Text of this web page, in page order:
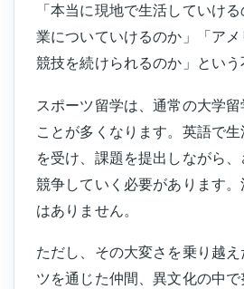
「本当に現地で生活していけ
業についていけるのか」「ア
競技を続けられるのか」という
スポーツ留学は、通常の大学
ことが多くなります。英語で
を受け、課題を提出しながら
競争していく必要があります
はありません。
ただし、その大変さを乗り越
ツを通じた仲間、異文化の中